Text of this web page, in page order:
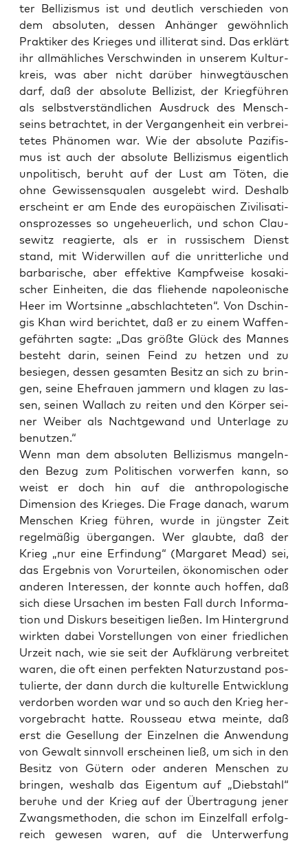
ter Bel­li­zis­mus ist und deut­lich ver­schie­den von
dem abso­lu­ten, des­sen Anhän­ger gewöhn­lich
Prak­ti­ker des Krie­ges und illi­te­rat sind. Das erklärt
ihr all­mäh­li­ches Ver­schwin­den in unse­rem Kul­tur­
kreis, was aber nicht dar­über hin­weg­täu­schen
darf, daß der abso­lu­te Bel­li­zist, der Krieg­füh­ren
als selbst­ver­ständ­li­chen Aus­druck des Mensch­
seins betrach­tet, in der Ver­gan­gen­heit ein ver­brei­
te­tes Phä­no­men war. Wie der abso­lu­te Pazi­fis­
mus ist auch der abso­lu­te Bel­li­zis­mus eigent­lich
unpo­li­tisch, beruht auf der Lust am Töten, die
ohne Gewis­sens­qua­len aus­ge­lebt wird. Des­halb
erscheint er am Ende des euro­päi­schen Zivi­li­sa­ti­
ons­pro­zes­ses so unge­heu­er­lich, und schon Clau­
se­witz reagier­te, als er in rus­si­schem Dienst
stand, mit Wider­wil­len auf die unrit­ter­li­che und
bar­ba­ri­sche, aber effek­ti­ve Kampf­wei­se kosa­ki­
scher Ein­hei­ten, die das flie­hen­de napo­leo­ni­sche
Heer im Wort­sin­ne „abschlach­te­ten“. Von Dschin­
gis Khan wird berich­tet, daß er zu einem Waf­fen­
ge­fähr­ten sag­te: „Das größ­te Glück des Man­nes
besteht dar­in, sei­nen Feind zu het­zen und zu
besie­gen, des­sen gesam­ten Besitz an sich zu brin­
gen, sei­ne Ehe­frau­en jam­mern und kla­gen zu las­
sen, sei­nen Wal­lach zu rei­ten und den Kör­per sei­
ner Wei­ber als Nacht­ge­wand und Unter­la­ge zu
benutzen.“
Wenn man dem abso­lu­ten Bel­li­zis­mus man­geln­
den Bezug zum Poli­ti­schen vor­wer­fen kann, so
weist er doch hin auf die anthro­po­lo­gi­sche
Dimen­si­on des Krie­ges. Die Fra­ge danach, war­um
Men­schen Krieg füh­ren, wur­de in jüngs­ter Zeit
regel­mä­ßig über­gan­gen. Wer glaub­te, daß der
Krieg „nur eine Erfin­dung“ (Mar­ga­ret Mead) sei,
das Ergeb­nis von Vor­ur­tei­len, öko­no­mi­schen oder
ande­ren Inter­es­sen, der konn­te auch hof­fen, daß
sich die­se Ursa­chen im bes­ten Fall durch Infor­ma­
ti­on und Dis­kurs besei­ti­gen lie­ßen. Im Hin­ter­grund
wirk­ten dabei Vor­stel­lun­gen von einer fried­li­chen
Urzeit nach, wie sie seit der Auf­klä­rung ver­brei­tet
waren, die oft einen per­fek­ten Natur­zu­stand pos­
tu­lier­te, der dann durch die kul­tu­rel­le Ent­wick­lung
ver­dor­ben wor­den war und so auch den Krieg her­
vor­ge­bracht hat­te. Rous­se­au etwa mein­te, daß
erst die Gesel­lung der Ein­zel­nen die Anwen­dung
von Gewalt sinn­voll erschei­nen ließ, um sich in den
Besitz von Gütern oder ande­ren Men­schen zu
brin­gen, wes­halb das Eigen­tum auf „Dieb­stahl“
beru­he und der Krieg auf der Über­tra­gung jener
Zwangs­me­tho­den, die schon im Ein­zel­fall erfolg­
reich gewe­sen waren, auf die Unter­wer­fung